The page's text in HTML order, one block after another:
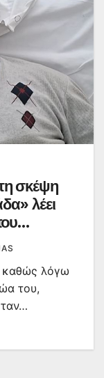
σκέψη
λέει
καθώς λόγω
του,